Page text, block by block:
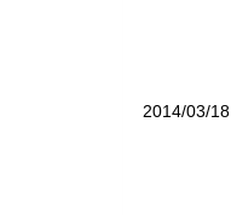
2014/03/18